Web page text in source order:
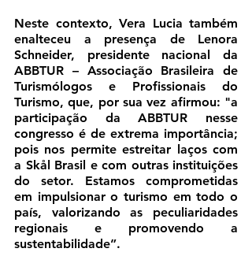
Neste contexto, Vera Lucia também
enalteceu a presença de Lenora
Schneider, presidente nacional da
ABBTUR – Associação Brasileira de
Turismólogos e Profissionais do
Turismo, que, por sua vez afirmou: "a
participação da ABBTUR nesse
congresso é de extrema importância;
pois nos permite estreitar laços com
a Skål Brasil e com outras instituições
do setor. Estamos comprometidas
em impulsionar o turismo em todo o
país, valorizando as peculiaridades
regionais e promovendo a
sustentabilidade”.